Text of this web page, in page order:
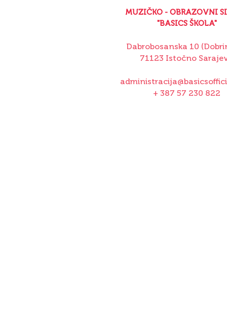
MUZIČKO - OBRAZOVNI
"BASICS ŠKOLA"
Dabrobosanska 10
71123 Istočno
+ 387 57 230 822